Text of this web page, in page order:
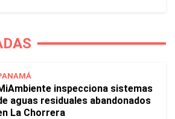
inspecciona sistemas
aguas residuales abandonados
La Chorrera